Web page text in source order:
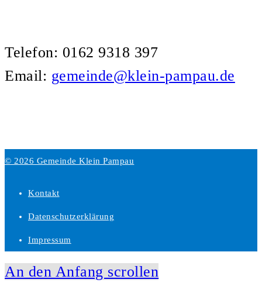
Telefon: 0162 9318 397
Email: gemeinde@klein-pampau.de
© 2026 Gemeinde Klein Pampau
Kontakt
Datenschutzerklärung
Impressum
An den Anfang scrollen